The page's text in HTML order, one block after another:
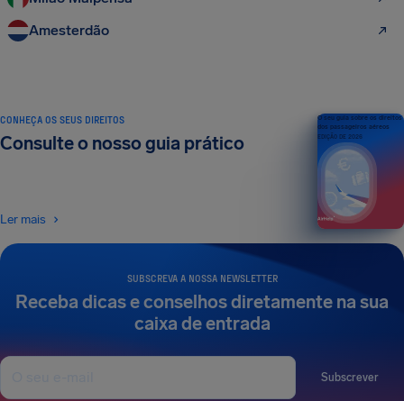
Amesterdão
SUBSCREVA A NOSSA NEWSLETTER
Receba dicas e conselhos diretamente na sua
caixa de entrada
Subscrever
CONHEÇA OS SEUS DIREITOS
Consulte o nosso guia prático
Ler mais
O seu guia sobre os direitos
dos passageiros aéreos
EDIÇÃO DE 2026